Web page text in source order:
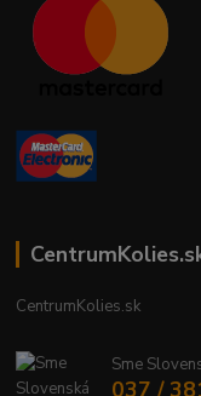
CentrumKolies.sk
Sme
037 /